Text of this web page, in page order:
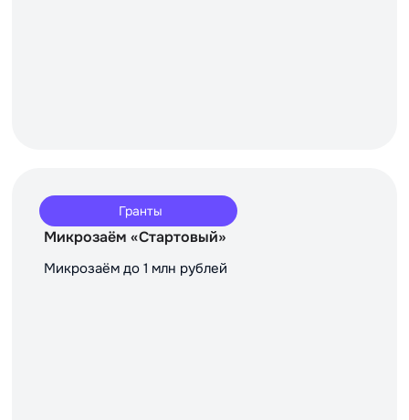
Гранты
Микрозаём «Стартовый»
Микрозаём до 1 млн рублей